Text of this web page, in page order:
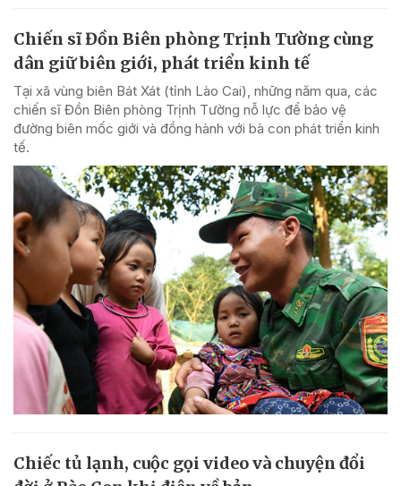
Chiến sĩ Đồn Biên phòng Trịnh Tường cùng
dân giữ biên giới, phát triển kinh tế
Tại xã vùng biên Bát Xát (tỉnh Lào Cai), những năm qua, các
chiến sĩ Đồn Biên phòng Trịnh Tường nỗ lực để bảo vệ
đường biên mốc giới và đồng hành với bà con phát triển kinh
tế.
Chiếc tủ lạnh, cuộc gọi video và chuyện đổi